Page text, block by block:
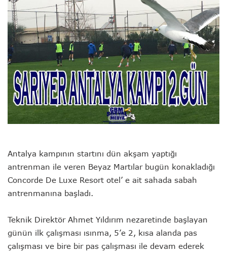
Antalya kampının startını dün akşam yaptığı
antrenman ile veren Beyaz Martılar bugün konakladığı
Concorde De Luxe Resort otel’ e ait sahada sabah
antrenmanına başladı.
Teknik Direktör Ahmet Yıldırım nezaretinde başlayan
günün ilk çalışması ısınma, 5’e 2, kısa alanda pas
çalışması ve bire bir pas çalışması ile devam ederek